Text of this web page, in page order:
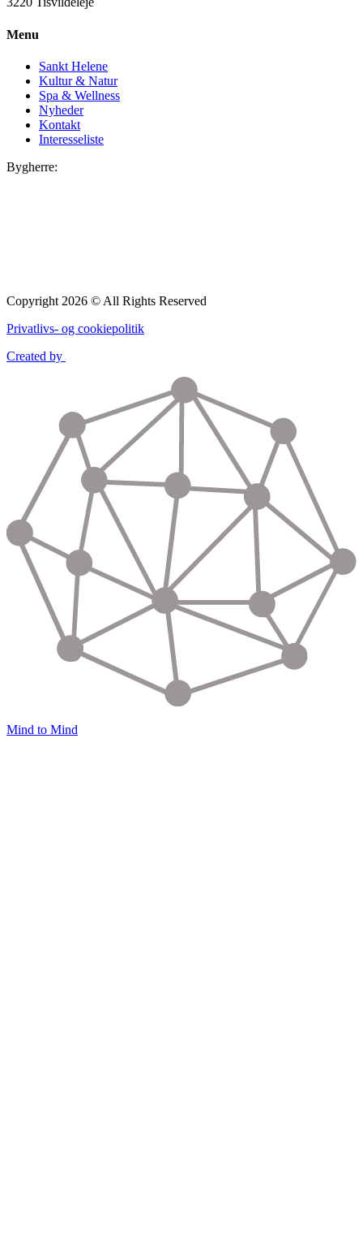
Menu
Sankt Helene
Kultur & Natur
Spa & Wellness
Nyheder
Kontakt
Interesseliste
Bygherre:
Copyright 2026 © All Rights Reserved
Privatlivs- og cookiepolitik
Created by
Mind to Mind